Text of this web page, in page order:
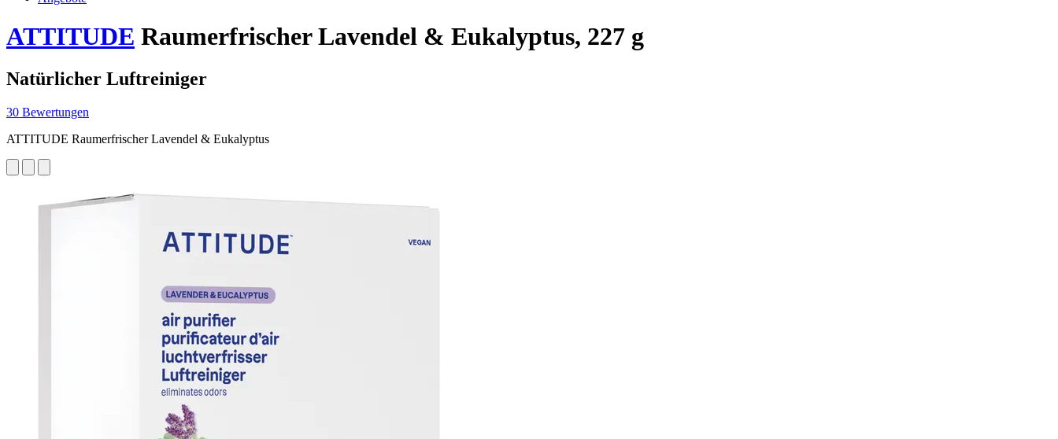
ATTITUDE Raumerfrischer Lavendel & Eukalyptus, 227 g
Natürlicher Luftreiniger
30 Bewertungen
ATTITUDE Raumerfrischer Lavendel & Eukalyptus